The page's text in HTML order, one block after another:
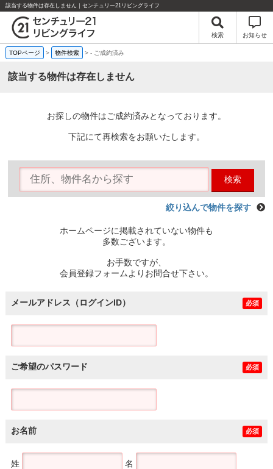
該当する物件は存在しません｜センチュリー21リビングライフ
検索 お知らせ
TOPページ > 物件検索 >- ご成約済み
該当する物件は存在しません
お探しの物件はご成約済みとなっております。
下記にて再検索をお願いたします。
検索
絞り込んで物件を探す
ホームページに掲載されていない物件も
多数ございます。
お手数ですが、
会員登録フォームよりお問合せ下さい。
メールアドレス（ログインID） 必須
ご希望のパスワード 必須
お名前 必須
姓 名